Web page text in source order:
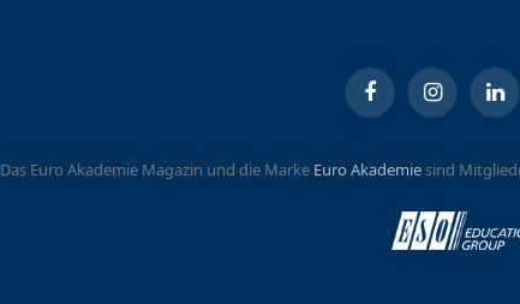
FacebookInstagram
Das Euro Akademie Magazin und die Marke Euro Akademiesind